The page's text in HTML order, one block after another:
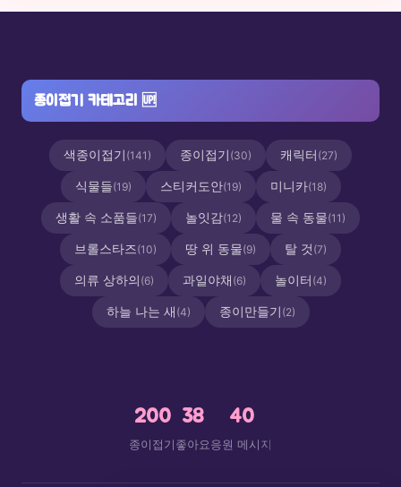
🎀
종이접기 카테고리 🆙
색종이접기 (141) 종이접기 (30) 캐릭터 (27)
식물들(19) 스티커도안(19) 미니카(18)
생활 속 소품들(17) 놀잇감(12) 물 속 동물(11)
브롤스타즈(10) 땅 위 동물(9) 탈 것 (7)
의류 상하의 (6) 과일야채 (6) 놀이터 (4)
하늘 나는 새 (4) 종이만들기 (2)
200
종이접기
38
좋아요
40
응원 메시지